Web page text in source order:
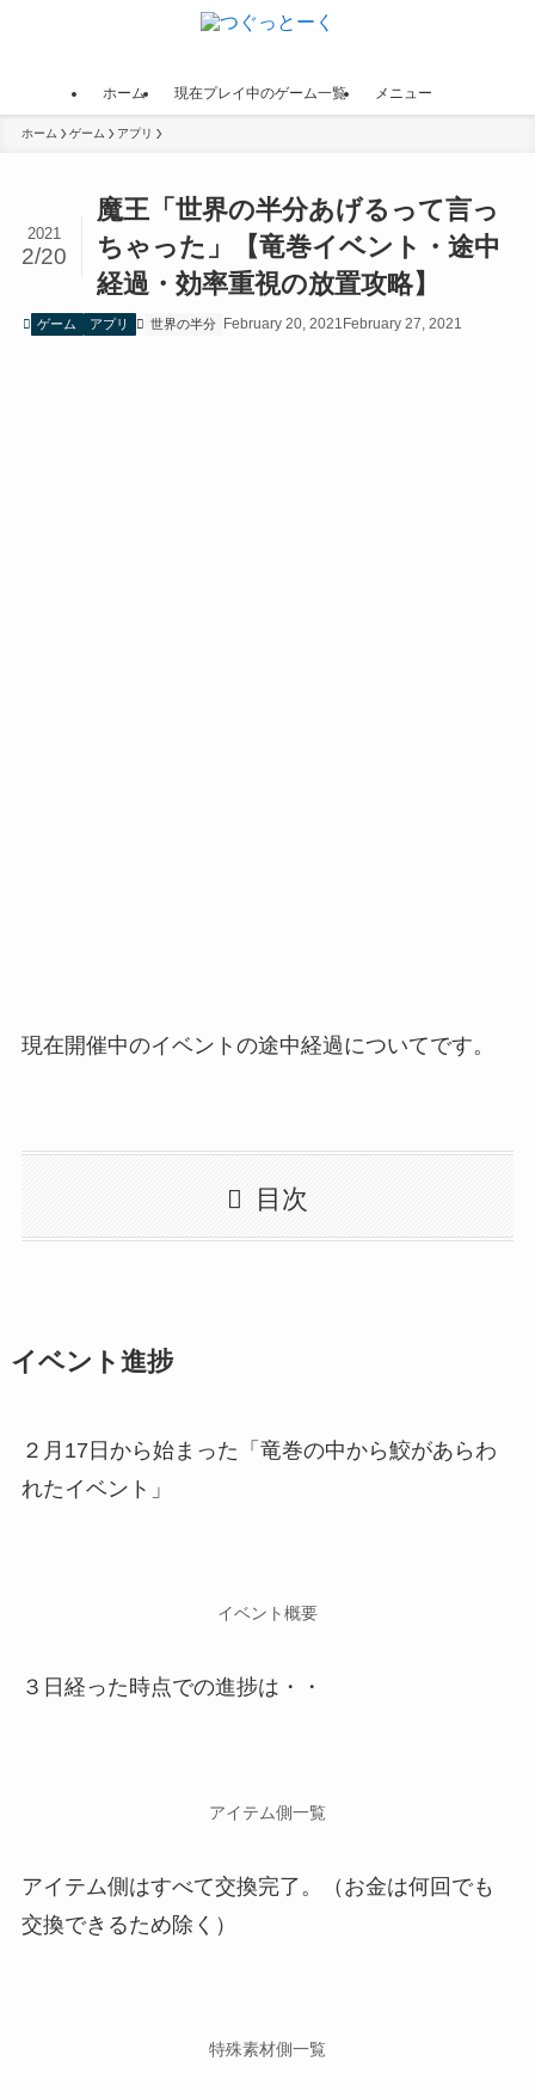
ホーム 現在プレイ中のゲーム一覧 メニュー
ホーム ゲーム アプリ
魔王「世界の半分あげるって言っ
ちゃった」【竜巻イベント・途中
経過・効率重視の放置攻略】
2021
2/20
ゲーム アプリ 世界の半分 February 20, 2021 February 27, 2021
現在開催中のイベントの途中経過についてです。
目次
イベント進捗
２月17日から始まった「竜巻の中から鮫があらわ
れたイベント」
イベント概要
３日経った時点での進捗は・・
アイテム側一覧
アイテム側はすべて交換完了。（お金は何回でも
交換できるため除く）
特殊素材側一覧